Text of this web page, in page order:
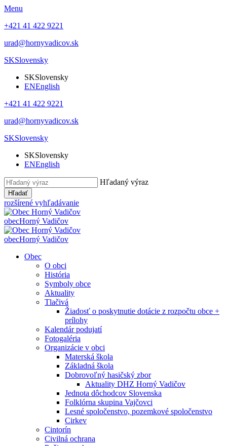
Menu
+421 41 422 9221
urad@hornyvadicov.sk
SKSlovensky
SKSlovensky
ENEnglish
+421 41 422 9221
urad@hornyvadicov.sk
SKSlovensky
SKSlovensky
ENEnglish
Hľadaný výraz
Hľadať
rozšírené vyhľadávanie
obecHorný Vadičov
obecHorný Vadičov
Obec
O obci
História
Symboly obce
Aktuality
Tlačivá
Žiadosť o poskytnutie dotácie z rozpočtu obce +
prílohy
Kalendár podujatí
Fotogaléria
Organizácie v obci
Materská škola
Základná škola
Dobrovoľný hasičský zbor
Aktuality DHZ Horný Vadičov
Jednota dôchodcov Slovenska
Folklórna skupina Vajčovci
Lesné spoločenstvo, pozemkové spoločenstvo
Cirkev
Cintorín
Civilná ochrana